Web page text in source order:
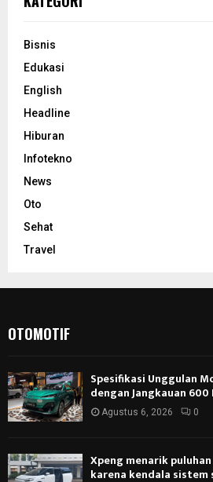
Bisnis
Edukasi
English
Headline
Hiburan
Infotekno
News
Oto
Sehat
Travel
OTOMOTIF
Spesifikasi Unggulan
dengan Jangkauan
Agustus 6, 2026 0
Xpeng menarik
karena kendala sistem